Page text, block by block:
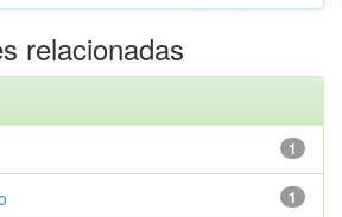
relacionadas
1
1